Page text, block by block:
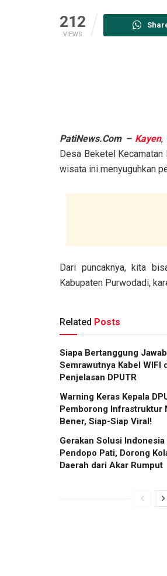
212
VIEWS
PatiNews.Com – Kayen,
Desa Beketel Kecamatan
wisata ini menyuguhkan
Dari puncaknya, kita
Kabupaten Purwodadi,
Related Posts
Siapa Bertanggung
Semrawutnya Kabel WIFI
Penjelasan DPUTR
Warning Keras Kepala
Pemborong Infrastruktur
Bener, Siap-Siap Viral!
Gerakan Solusi
Pendopo Pati, Dorong
Daerah dari Akar Rumput